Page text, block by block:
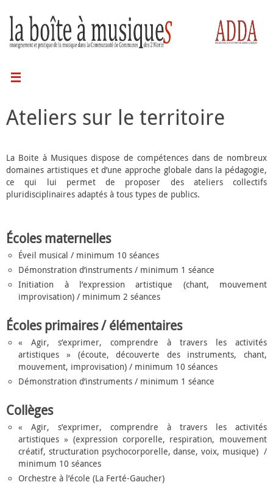
Ateliers sur le territoire
La Boite à Musiques dispose de compétences dans de nombreux
domaines artistiques et d’une approche globale dans la pédagogie,
ce qui lui permet de proposer des ateliers collectifs
pluridisciplinaires adaptés à tous types de publics.
Écoles maternelles
Éveil musical / minimum 10 séances
Démonstration d’instruments / minimum 1 séance
Initiation à l’expression artistique (chant, mouvement
improvisation) / minimum 2 séances
Écoles primaires / élémentaires
« Agir, s’exprimer, comprendre à travers les activités
artistiques » (écoute, découverte des instruments, chant,
mouvement, improvisation) / minimum 10 séances
Démonstration d’instruments / minimum 1 séance
Collèges
« Agir, s’exprimer, comprendre à travers les activités
artistiques » (expression corporelle, respiration, mouvement
créatif, structuration psychocorporelle, danse, voix, musique) /
minimum 10 séances
Orchestre à l’école (La Ferté-Gaucher)